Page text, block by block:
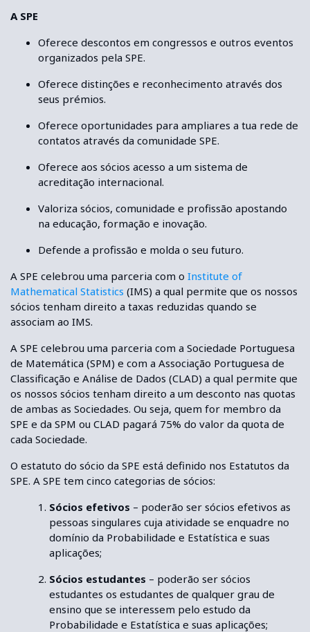
A SPE
Oferece descontos em congressos e outros eventos
organizados pela SPE.
Oferece distinções e reconhecimento através dos
seus prémios.
Oferece oportunidades para ampliares a tua rede de
contatos através da comunidade SPE.
Oferece aos sócios acesso a um sistema de
acreditação internacional.
Valoriza sócios, comunidade e profissão apostando
na educação, formação e inovação.
Defende a profissão e molda o seu futuro.
A SPE celebrou uma parceria com o Institute of
Mathematical Statistics (IMS) a qual permite que os nossos
sócios tenham direito a taxas reduzidas quando se
associam ao IMS.
A SPE celebrou uma parceria com a Sociedade Portuguesa
de Matemática (SPM) e com a Associação Portuguesa de
Classificação e Análise de Dados (CLAD) a qual permite que
os nossos sócios tenham direito a um desconto nas quotas
de ambas as Sociedades. Ou seja, quem for membro da
SPE e da SPM ou CLAD pagará 75% do valor da quota de
cada Sociedade.
O estatuto do sócio da SPE está definido nos Estatutos da
SPE. A SPE tem cinco categorias de sócios:
Sócios efetivos – poderão ser sócios efetivos as
pessoas singulares cuja atividade se enquadre no
domínio da Probabilidade e Estatística e suas
aplicações;
Sócios estudantes – poderão ser sócios
estudantes os estudantes de qualquer grau de
ensino que se interessem pelo estudo da
Probabilidade e Estatística e suas aplicações;